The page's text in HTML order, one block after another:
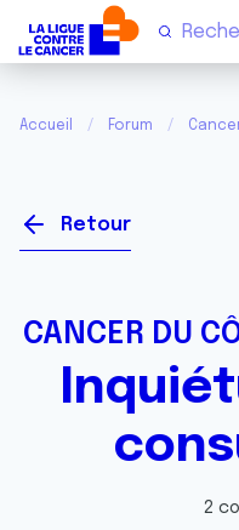
Accueil Forum
Retour
CANCER DU
2